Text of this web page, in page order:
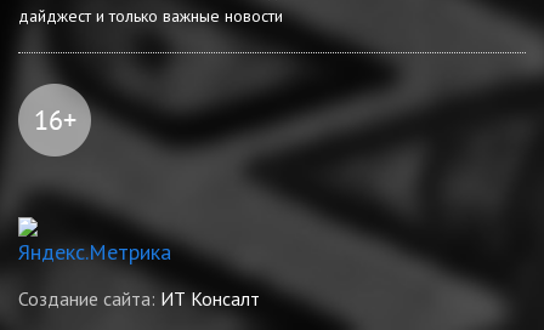
дайджест и только важные новости
Создание сайта: ИТ Консалт